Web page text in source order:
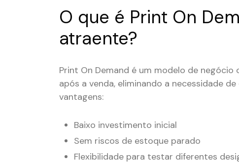
O que é Print On
atraente?
Print On Demand é um modelo de
após a venda, eliminando a necessidade
vantagens:
Baixo investimento inicial
Sem riscos de estoque parado
Flexibilidade para testar diferentes